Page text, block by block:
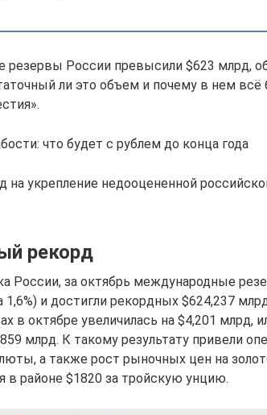
России превысили $623 млрд,
ли это объем и почему в нем всё
что будет с рублем до конца года
на укрепление недооцененной
рекорд
России, за октябрь международные
1,6%) и достигли рекордных $624,237
в октябре увеличилась на $4,201 млрд,
млрд. К такому результату привели
а также рост рыночных цен на
в районе $1820 за тройскую унцию.